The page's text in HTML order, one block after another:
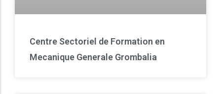
Centre Sectoriel de Formation en
Mecanique Generale Grombalia